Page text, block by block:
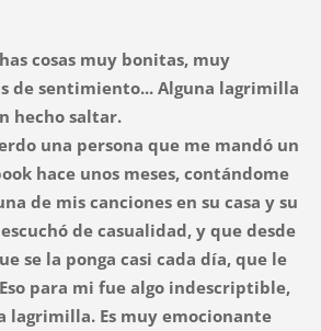
cosas muy bonitas, muy
de sentimiento... Alguna lagrimilla
hecho saltar.
una persona que me mandó un
hace unos meses, contándome
de mis canciones en su casa y su
de casualidad, y que desde
se la ponga casi cada día, que le
para mi fue algo indescriptible,
lagrimilla. Es muy emocionante